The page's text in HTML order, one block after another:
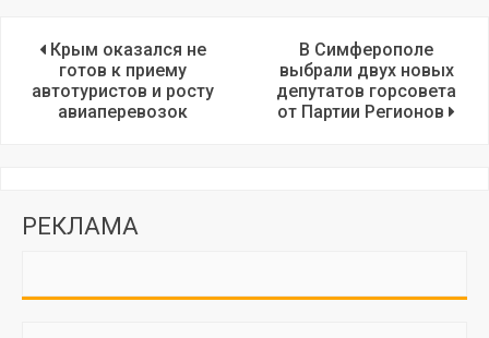
Крым оказался не
готов к приему
автотуристов и росту
авиаперевозок
В Симферополе
выбрали двух новых
депутатов горсовета
от Партии Регионов
РЕКЛАМА